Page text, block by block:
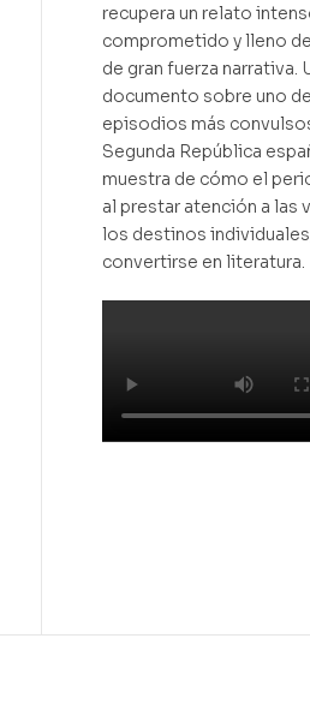
recupera un relato
comprometido y lleno
de gran fuerza narrativa.
documento sobre uno
episodios más
Segunda República
muestra de cómo el
al prestar atención a las
los destinos
convertirse en literatura.